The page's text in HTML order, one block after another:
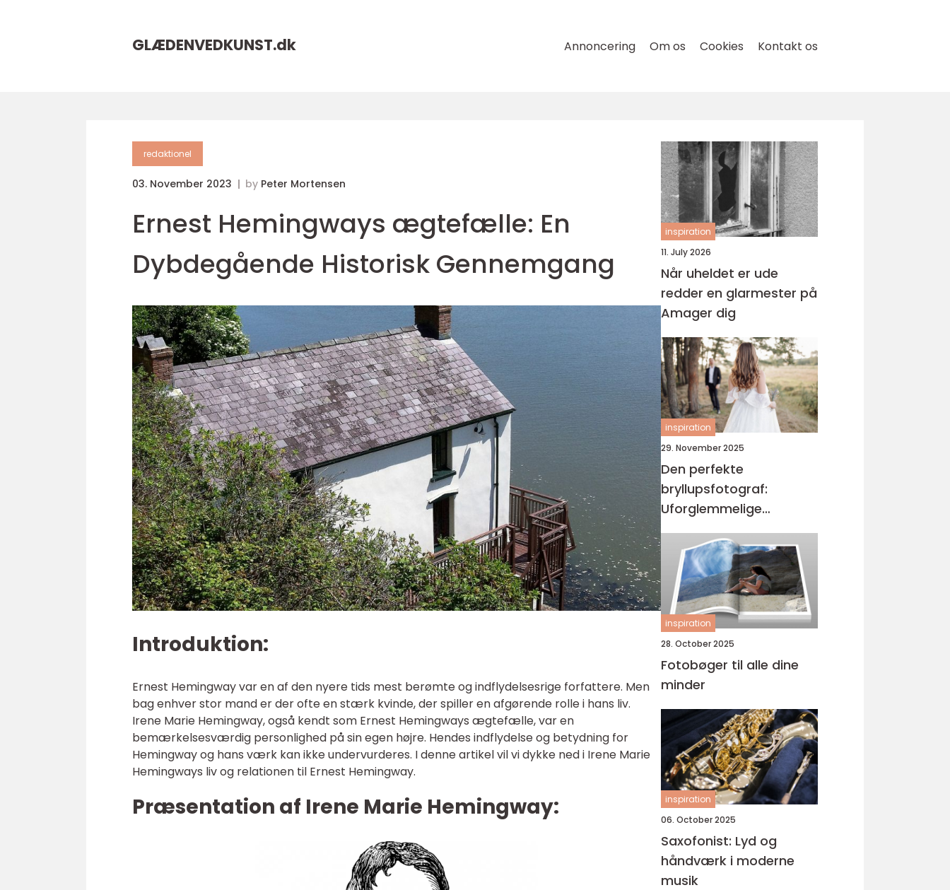
GLÆDENVEDKUNST.dk Annoncering Om os Cookies Kontakt os
redaktionel
03. November 2023 by Peter Mortensen
Ernest Hemingways ægtefælle: En
Dybdegående Historisk Gennemgang
Introduktion:
Ernest Hemingway var en af den nyere tids mest berømte og indflydelsesrige forfattere. Men
bag enhver stor mand er der ofte en stærk kvinde, der spiller en afgørende rolle i hans liv.
Irene Marie Hemingway, også kendt som Ernest Hemingways ægtefælle, var en
bemærkelsesværdig personlighed på sin egen højre. Hendes indflydelse og betydning for
Hemingway og hans værk kan ikke undervurderes. I denne artikel vil vi dykke ned i Irene Marie
Hemingways liv og relationen til Ernest Hemingway.
Præsentation af Irene Marie Hemingway:
inspiration
11. July 2026
Når uheldet er ude
redder en glarmester på
Amager dig
inspiration
29. November 2025
Den perfekte
bryllupsfotograf:
Uforglemmelige
øjeblikke
inspiration
28. October 2025
Fotobøger til alle dine
minder
inspiration
06. October 2025
Saxofonist: Lyd og
håndværk i moderne
musik